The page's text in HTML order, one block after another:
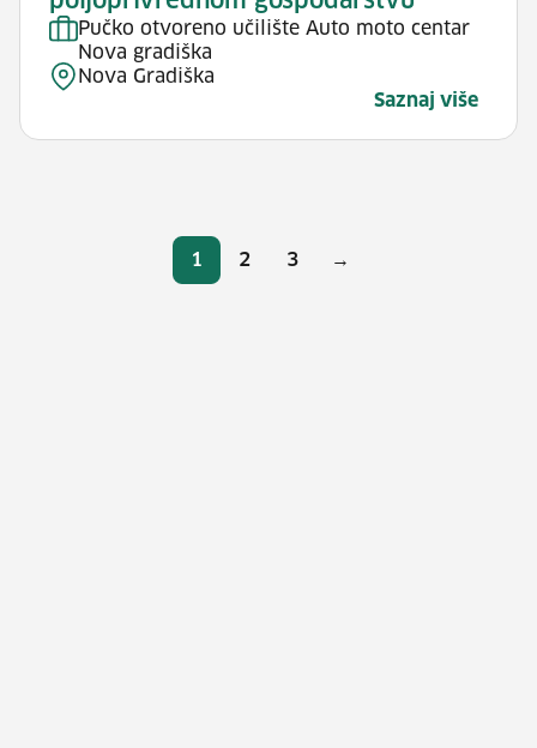
Pučko otvoreno učilište Auto moto centar
Nova gradiška
Nova Gradiška
Saznaj više
Brojevi stranica
Stranica
1 Stranica
2 Stranica
3 →